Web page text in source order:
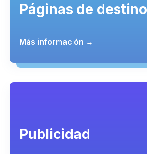
Páginas de destino
Más información →
Publicidad